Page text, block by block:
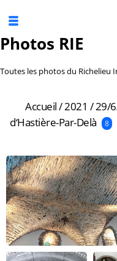
Photos RIE
Toutes les photos du Richelieu
Accueil/2021 /29/
d‘Hastière-Par-Delà
8